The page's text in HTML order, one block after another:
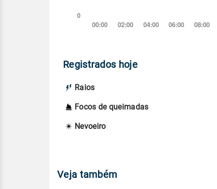
Registrados hoje
Raios
Focos de queimadas
Nevoeiro
Veja também